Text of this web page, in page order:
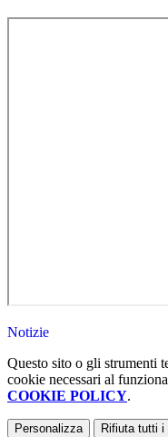
Notizie
Questo sito o gli strumenti
cookie necessari al
COOKIE POLICY.
Personalizza Rifiuta tutti i